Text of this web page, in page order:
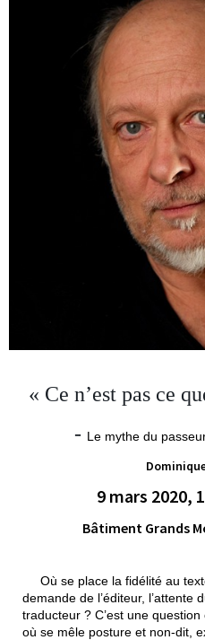
« Ce n’est pas ce
- Le mythe du
9 mars 2020,
Bâtiment Grands
Où se place la fidélité au
demande de l’éditeur, l’attente
traducteur ? C’est une
où se mêle posture et non-dit,